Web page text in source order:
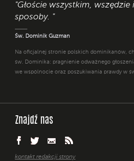
"Głoście wszystkim, wszędzie
sposoby. "
Św. Dominik Guzman
Na oficjalnej stronie polskich dominikanów,
św. Dominika: pragnienie odważnego
we wspólnocie oraz poszukiwania prawdy w
Znajdź nas
kontakt redakcji strony